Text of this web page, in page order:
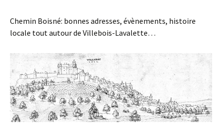
Chemin Boisné: bonnes adresses, évènements, histoire
locale tout autour de Villebois-Lavalette…